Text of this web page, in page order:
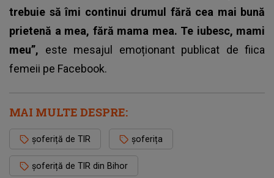
trebuie să îmi continui drumul fără cea mai bună
prietenă a mea, fără mama mea. Te iubesc, mami
meu”, este mesajul emoționant publicat de fiica
femeii pe Facebook.
MAI MULTE DESPRE:
șoferiță de TIR şoferița
șoferiță de TIR din Bihor